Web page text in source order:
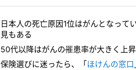
日本人の死亡原因1位はがんとなっ
見もある
50代以降はがんの罹患率が大きく上
保険選びに迷ったら、「ほけんの窓口